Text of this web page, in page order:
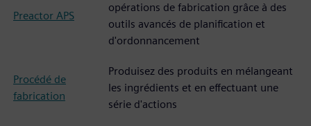
Preactor APS
opérations de fabrication grâce à des
outils avancés de planification et
d'ordonnancement
Procédé de
fabrication
Produisez des produits en mélangeant
les ingrédients et en effectuant une
série d'actions